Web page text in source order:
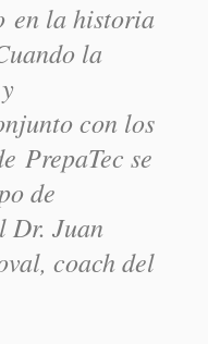
en la historia
la
con los
PrepaTec se
de
Dr. Juan
coach del